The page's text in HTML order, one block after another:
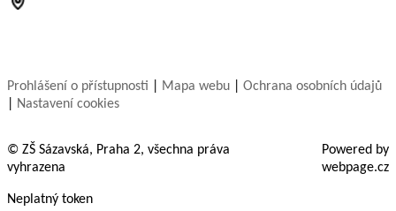
Prohlášení o přístupnosti Mapa webu
Ochrana osobních údajů
Nastavení cookies
© ZŠ Sázavská, Praha 2, všechna práva
vyhrazena
Powered by
webpage.cz
Neplatný token